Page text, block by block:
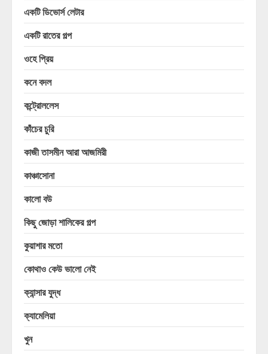
একটি ডিভোর্স লেটার
একটি রাতের গল্প
ওহে প্রিয়
কনে বদল
কন্ট্রোললেস
কাঁচের চুরি
কাজী তাসমীন আরা আজমিরী
কাঞ্চাসোনা
কালো বউ
কিছু জোড়া শালিকের গল্প
কুয়াশার মতো
কোথাও কেউ ভালো নেই
ক্যান্সার যুদ্ধ
ক্যামেলিয়া
খুন